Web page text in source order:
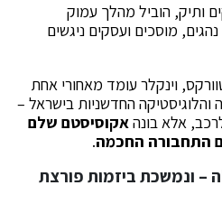
ותיק, הוביל מהלך עמוק
מוסכים ועסקים ניגשים
וינקלר עומד מאחורי אחת
והלוגיסטיקה החדשניות בישראל –
אלא בונהאקוסיסטם שלם
התחבורה החכמה.
– ונמשכת ביזמות פורצת